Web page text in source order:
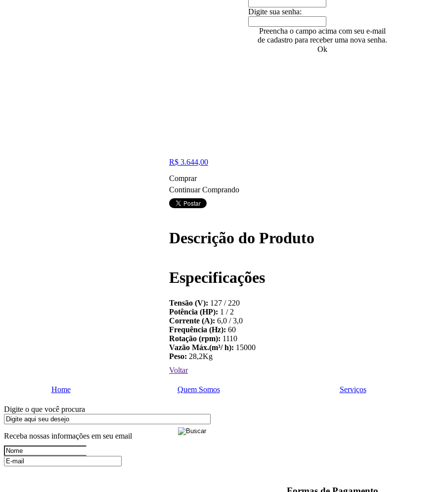
R$ 3.644,00
Comprar
Continuar Comprando
Descrição do Produto
Especificações
Tensão (V): 127 / 220
Potência (HP): 1 / 2
Corrente (A): 6,0 / 3,0
Frequência (Hz): 60
Rotação (rpm): 1110
Vazão Máx.(m³/ h): 15000
Peso: 28,2Kg
Voltar
Home Quem Somos Serviços
Digite o que você procura
Receba nossas informações em seu email
Digite sua senha:
Preencha o campo acima com seu e-mail
de cadastro para receber uma nova senha.
Ok